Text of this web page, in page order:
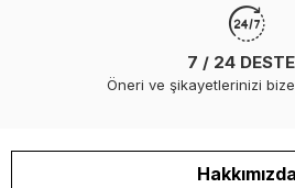
7 / 24
Öneri ve şikayetlerinizi
Hakkımızda